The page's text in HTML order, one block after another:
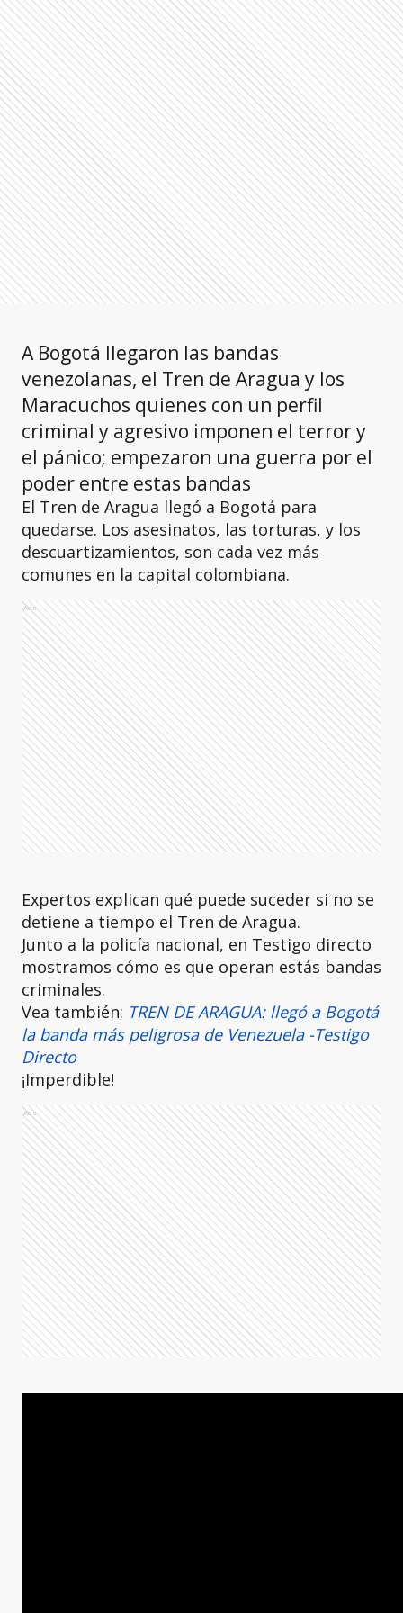
A Bogotá llegaron las bandas
venezolanas, el Tren de Aragua y los
Maracuchos quienes con un perfil
criminal y agresivo imponen el terror y
el pánico; empezaron una guerra por el
poder entre estas bandas
El Tren de Aragua llegó a Bogotá para
quedarse. Los asesinatos, las torturas, y los
descuartizamientos, son cada vez más
comunes en la capital colombiana.
Ads
Expertos explican qué puede suceder si no se
detiene a tiempo el Tren de Aragua.
Junto a la policía nacional, en Testigo directo
mostramos cómo es que operan estás bandas
criminales.
Vea también: TREN DE ARAGUA: llegó a Bogotá
la banda más peligrosa de Venezuela -Testigo
Directo
¡Imperdible!
Ads